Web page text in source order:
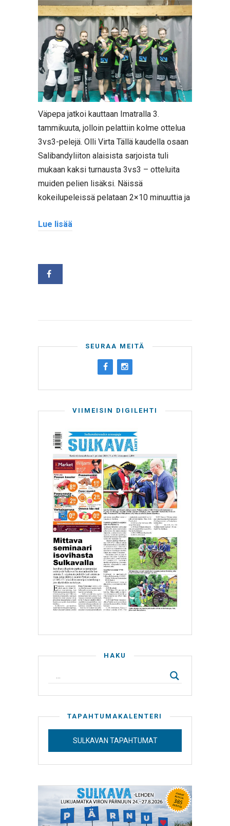
Väpepa jatkoi kauttaan Imatralla 3.
tammikuuta, jolloin pelattiin kolme ottelua
3vs3-pelejä. Olli Virta Tällä kaudella osaan
Salibandyliiton alaisista sarjoista tuli
mukaan kaksi turnausta 3vs3 – otteluita
muiden pelien lisäksi. Näissä
kokeilupeleissä pelataan 2×10 minuuttia ja
Lue lisää
SEURAA MEITÄ
VIIMEISIN DIGILEHTI
HAKU
TAPAHTUMAKALENTERI
SULKAVAN TAPAHTUMAT